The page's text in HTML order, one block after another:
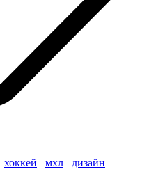
хоккей мхл дизайн